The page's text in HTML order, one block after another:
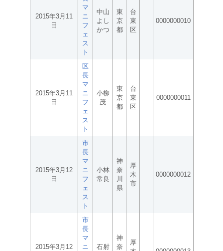
2015年3月11
日
マ
ニ
フ
ェ
ス
ト
中山
よし
かつ
東
京
都
台
東
区
0000000010
2015年3月11
日
区
長
マ
ニ
フ
ェ
ス
ト
小柳
茂
東
京
都
台
東
区
0000000011
2015年3月12
日
市
長
マ
ニ
フ
ェ
ス
ト
小林
常良
神
奈
川
県
厚
木
市
0000000012
2015年3月12
市
長
マ
ニ
石射
神
奈
厚